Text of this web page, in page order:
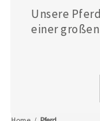
Unsere
einer
in der Welt